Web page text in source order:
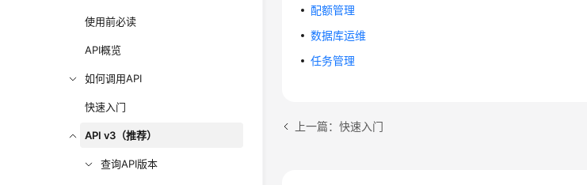
使用前必读
API概览
如何调用API
快速入门
API v3（推荐）
查询API版本
配额管理
数据库运维
任务管理
上一篇：快速入门